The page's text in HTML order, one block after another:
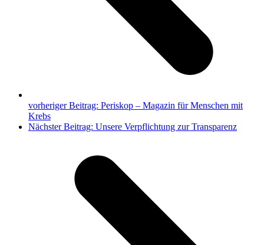
vorheriger Beitrag: Periskop – Magazin für Menschen mit
Krebs
Nächster Beitrag: Unsere Verpflichtung zur Transparenz